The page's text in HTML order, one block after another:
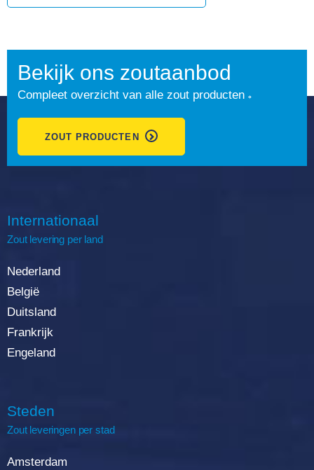
Bekijk ons zoutaanbod
Compleet overzicht van alle zout producten
ZOUT PRODUCTEN
Internationaal
Zout levering per land
Nederland
België
Duitsland
Frankrijk
Engeland
Steden
Zout leveringen per stad
Amsterdam